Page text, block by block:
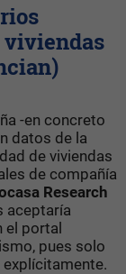
viviendas
-en concreto
datos de la
de viviendas
de compañía
Research
aceptaría
el portal
pues solo
explícitamente.